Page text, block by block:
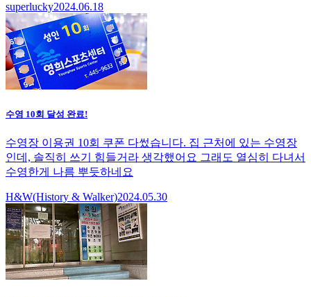
superlucky2024.06.18
수영 10회 달성 완료!
수영장 이용권 10회 쿠폰 다썼습니다. 집 근처에 있는 수영장
인데, 솔직히 쓰기 힘들거라 생각했어요 그래도 열심히 다녀서
수영한게 나름 뿌듯하네요
H&W(History & Walker)2024.05.30